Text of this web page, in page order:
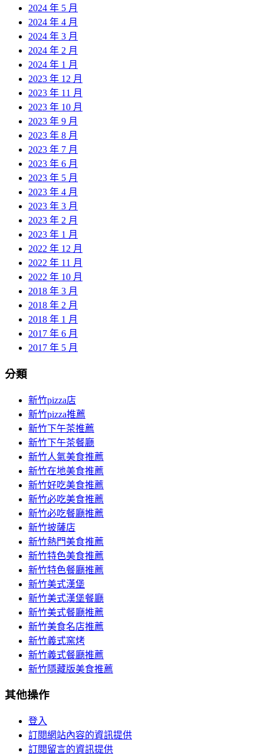
2024 年 5 月
2024 年 4 月
2024 年 3 月
2024 年 2 月
2024 年 1 月
2023 年 12 月
2023 年 11 月
2023 年 10 月
2023 年 9 月
2023 年 8 月
2023 年 7 月
2023 年 6 月
2023 年 5 月
2023 年 4 月
2023 年 3 月
2023 年 2 月
2023 年 1 月
2022 年 12 月
2022 年 11 月
2022 年 10 月
2018 年 3 月
2018 年 2 月
2018 年 1 月
2017 年 6 月
2017 年 5 月
分類
新竹pizza店
新竹pizza推薦
新竹下午茶推薦
新竹下午茶餐廳
新竹人氣美食推薦
新竹在地美食推薦
新竹好吃美食推薦
新竹必吃美食推薦
新竹必吃餐廳推薦
新竹披薩店
新竹熱門美食推薦
新竹特色美食推薦
新竹特色餐廳推薦
新竹美式漢堡
新竹美式漢堡餐廳
新竹美式餐廳推薦
新竹美食名店推薦
新竹義式窯烤
新竹義式餐廳推薦
新竹隱藏版美食推薦
其他操作
登入
訂閱網站內容的資訊提供
訂閱留言的資訊提供